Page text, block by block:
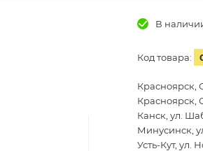
В
Код товара:
Красноярск,
Красноярск,
Канск, ул.
Минусинск,
Усть-Кут, ул.